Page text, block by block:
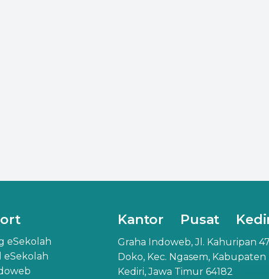
eSekolah
eSekolah
Kantor Pusat
Graha Indoweb, Jl. Kahuripan
Doko, Kec. Ngasem, Kabupaten
Kediri, Jawa Timur 64182